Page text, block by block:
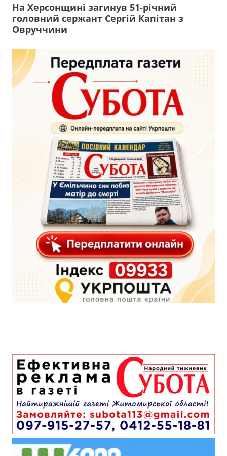
На Херсонщині загинув 51-річний
головний сержант Сергій Капітан з
Овруччини